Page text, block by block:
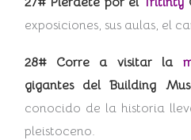
exposiciones, sus aulas, el
28# Corre a visitar la
gigantes del Building
conocido de la historia
pleistoceno.